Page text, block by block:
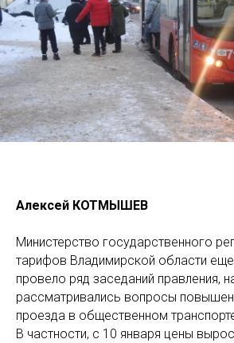
Алексей КОТМЫШЕВ
Министерство государственного
тарифов Владимирской области
провело ряд заседаний правления,
рассматривались вопросы
проезда в общественном
В частности, с 10 января цены